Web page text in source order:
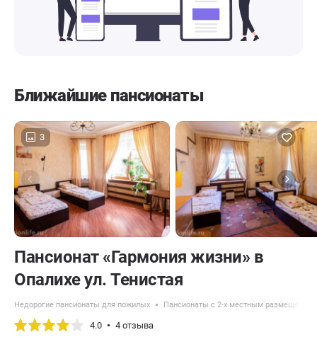
Ближайшие пансионаты
3
Пансионат «Гармония жизни» в
Опалихе ул. Тенистая
Недорогие пансионаты для пожилых Пансионаты с 2-х местным размещением
4.0 4 отзыва